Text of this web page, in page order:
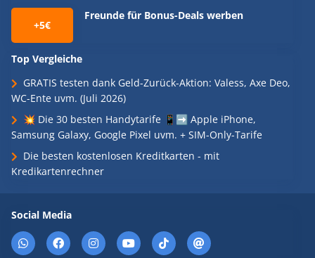
+5€
Freunde für Bonus-Deals werben
Top Vergleiche
GRATIS testen dank Geld-Zurück-Aktion: Valess, Axe Deo,
WC-Ente uvm. (Juli 2026)
💥 Die 30 besten Handytarife 📱➡️ Apple iPhone,
Samsung Galaxy, Google Pixel uvm. + SIM-Only-Tarife
Die besten kostenlosen Kreditkarten - mit
Kredikartenrechner
Social Media